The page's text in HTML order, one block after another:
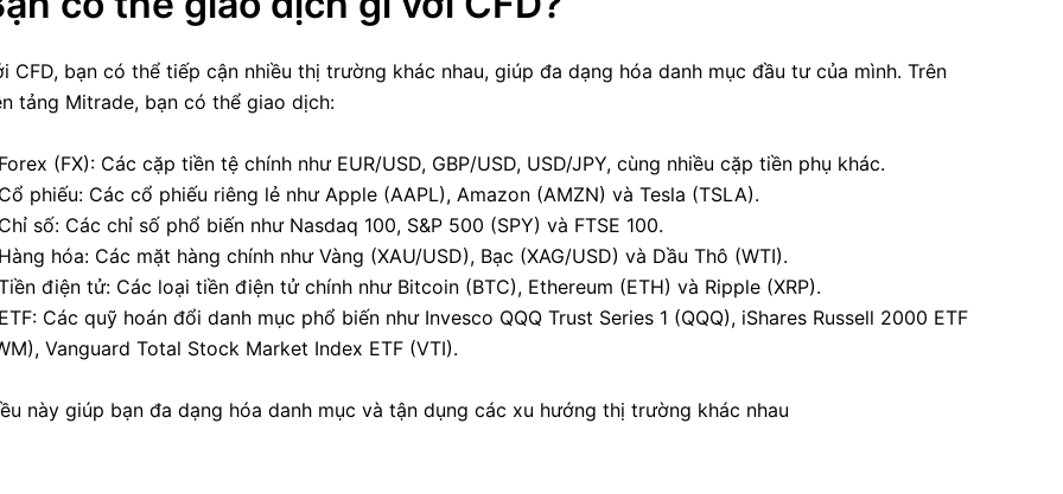
CFD, bạn có thể tiếp cận nhiều thị trường khác nhau, giúp đa dạng hóa danh mục đầu tư của mình. Trên
tảng Mitrade, bạn có thể giao dịch:
(FX): Các cặp tiền tệ chính như EUR/USD, GBP/USD, USD/JPY, cùng nhiều cặp tiền phụ khác.
phiếu: Các cổ phiếu riêng lẻ như Apple (AAPL), Amazon (AMZN) và Tesla (TSLA).
số: Các chỉ số phổ biến như Nasdaq 100, S&P 500 (SPY) và FTSE 100.
hóa: Các mặt hàng chính như Vàng (XAU/USD), Bạc (XAG/USD) và Dầu Thô (WTI).
điện tử: Các loại tiền điện tử chính như Bitcoin (BTC), Ethereum (ETH) và Ripple (XRP).
Các quỹ hoán đổi danh mục phổ biến như Invesco QQQ Trust Series 1 (QQQ), iShares Russell 2000 ETF
Vanguard Total Stock Market Index ETF (VTI).
này giúp bạn đa dạng hóa danh mục và tận dụng các xu hướng thị trường khác nhau